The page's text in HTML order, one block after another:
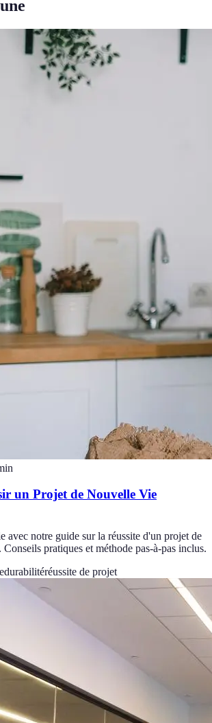
un Projet de Nouvelle Vie
avec notre guide sur la réussite d'un projet de
pratiques et méthode pas-à-pas inclus.
durabilitéréussite de projet